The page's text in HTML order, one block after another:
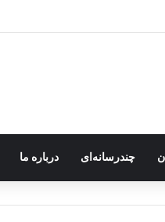
چندرسانه‌ای درباره ما